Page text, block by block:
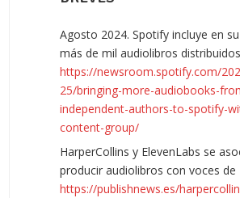
Agosto 2024. Spotify incluye en
más de mil audiolibros
https://newsroom.spotify.com/
25/bringing-more-audiobooks-
independent-authors-to-spotify-
content-group/
HarperCollins y ElevenLabs se
producir audiolibros con voces de
https://publishnews.es/